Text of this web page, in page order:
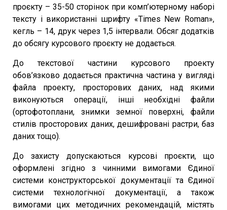
проєкту – 35-50 сторінок при комп’ютерному наборі
тексту і використанні шрифту «Times New Roman»,
кегль – 14, друк через 1,5 інтервали. Обсяг додатків
до обсягу курсового проєкту не додається.
До текстової частини курсового проекту
обов’язково додається практична частина у вигляді
файла проекту, просторових даних, над якими
виконуються операції, інші необхідні файли
(ортофотоплани, знимки земної поверхні, файли
стилів просторових даних, дешифровані растри, баз
даних тощо).
До захисту допускаються курсові проєкти, що
оформлені згідно з чинними вимогами Єдиної
системи конструкторської документації та Єдиної
системи технологічної документації, а також
вимогами цих методичних рекомендацій, містять